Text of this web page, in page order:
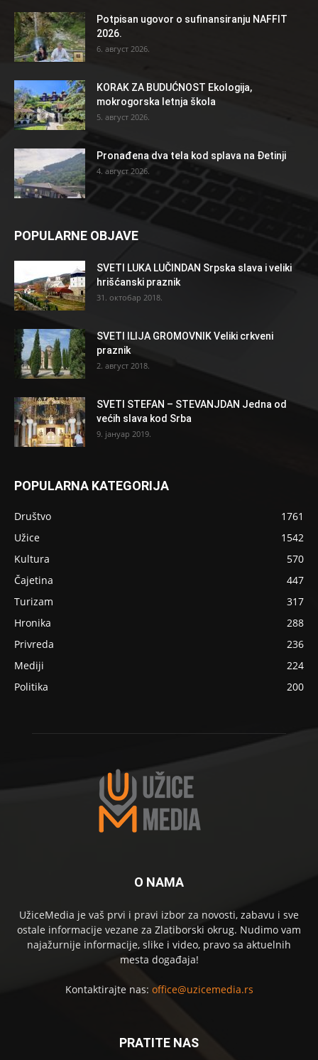
Potpisan ugovor o sufinansiranju NAFFIT
2026.
6. август 2026.
KORAK ZA BUDUĆNOST Ekologija,
mokrogorska letnja škola
5. август 2026.
Pronađena dva tela kod splava na Đetinji
4. август 2026.
POPULARNE OBJAVE
SVETI LUKA LUČINDAN Srpska slava i veliki
hrišćanski praznik
31. октобар 2018.
SVETI ILIJA GROMOVNIK Veliki crkveni
praznik
2. август 2018.
SVETI STEFAN – STEVANJDAN Jedna od
većih slava kod Srba
9. јануар 2019.
POPULARNA KATEGORIJA
Društvo
1761
Užice
1542
Kultura
570
Čajetina
447
Turizam
317
Hronika
288
Privreda
236
Mediji
224
Politika
200
O NAMA
UžiceMedia je vaš prvi i pravi izbor za novosti, zabavu i sve
ostale informacije vezane za Zlatiborski okrug. Nudimo vam
najažurnije informacije, slike i video, pravo sa aktuelnih
mesta događaja!
Kontaktirajte nas: office@uzicemedia.rs
PRATITE NAS